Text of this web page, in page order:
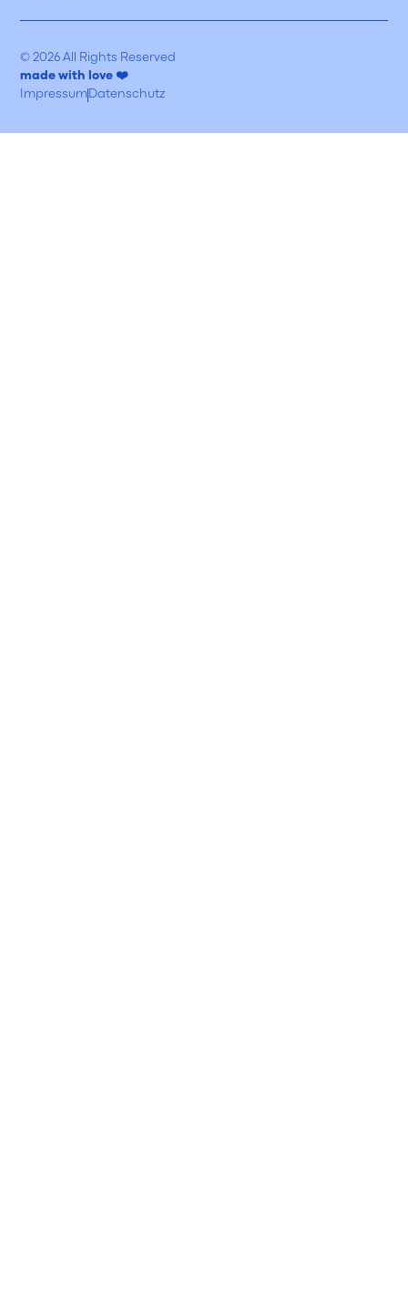
© 2026 All Rights Reserved
made with love ❤️
Impressum
Datenschutz